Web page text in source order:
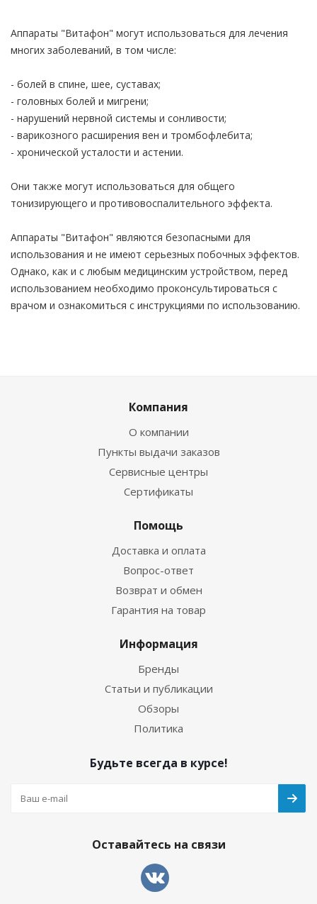
Аппараты "Витафон" могут использоваться для лечения
многих заболеваний, в том числе:
- болей в спине, шее, суставах;
- головных болей и мигрени;
- нарушений нервной системы и сонливости;
- варикозного расширения вен и тромбофлебита;
- хронической усталости и астении.
Они также могут использоваться для общего
тонизирующего и противовоспалительного эффекта.
Аппараты "Витафон" являются безопасными для
использования и не имеют серьезных побочных эффектов.
Однако, как и с любым медицинским устройством, перед
использованием необходимо проконсультироваться с
врачом и ознакомиться с инструкциями по использованию.
Компания
О компании
Пункты выдачи заказов
Сервисные центры
Сертификаты
Помощь
Доставка и оплата
Вопрос-ответ
Возврат и обмен
Гарантия на товар
Информация
Бренды
Статьи и публикации
Обзоры
Политика
Будьте всегда в курсе!
Оставайтесь на связи